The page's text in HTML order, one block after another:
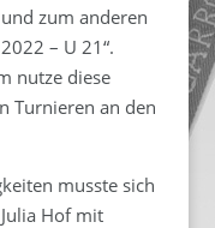
zum anderen
– U 21“.
nutze diese
Turnieren an den
musste sich
Hof mit